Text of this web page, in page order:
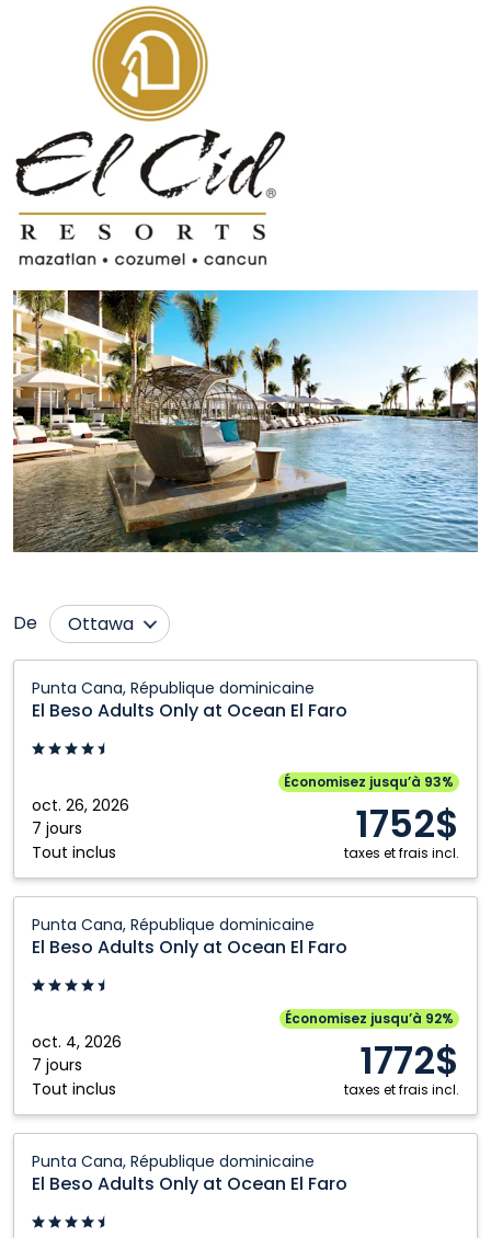
De
Ottawa
Calgary
Edmonton
Halifax
Montréal
Québec City
Saskatoon
Vancouver
Winnipeg
Punta Cana, République dominicaine
El Beso Adults Only at Ocean El Faro
oct. 26, 2026
7 jours
Tout inclus
Économisez jusqu’à 93%
1752$
taxes et frais incl.
Beso
Adults
Only
Ocean
Faro:
Punta
République
dominicaine
Punta Cana, République dominicaine
El Beso Adults Only at Ocean El Faro
oct. 4, 2026
7 jours
Tout inclus
Économisez jusqu’à 92%
1772$
taxes et frais incl.
Beso
Adults
Only
Ocean
Faro:
Punta
République
dominicaine
Punta Cana, République dominicaine
El Beso Adults Only at Ocean El Faro
Beso
Adults
Only